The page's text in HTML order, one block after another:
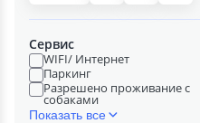
Сервис
WIFI/ Интернет
Паркинг
Разрешено проживание с
собаками
Показать все